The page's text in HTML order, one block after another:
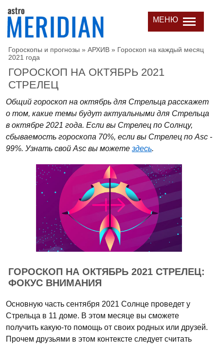
МЕНЮ
Гороскопы и прогнозы » АРХИВ » Гороскоп на каждый месяц
2021 года
ГОРОСКОП НА ОКТЯБРЬ 2021
СТРЕЛЕЦ
Общий гороскоп на октябрь для Стрельца расскажет
о том, какие темы будут актуальными для Стрельца
в октябре 2021 года. Если вы Стрелец по Солнцу,
сбываемость гороскопа 70%, если вы Стрелец по Asc -
99%. Узнать свой Asc вы можете здесь.
ГОРОСКОП НА ОКТЯБРЬ 2021 СТРЕЛЕЦ:
ФОКУС ВНИМАНИЯ
Основную часть сентября 2021 Солнце проведет у
Стрельца в 11 доме. В этом месяце вы сможете
получить какую-то помощь от своих родных или друзей.
Прочем друзьями в этом контексте следует считать